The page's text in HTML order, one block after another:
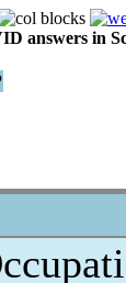
answers in